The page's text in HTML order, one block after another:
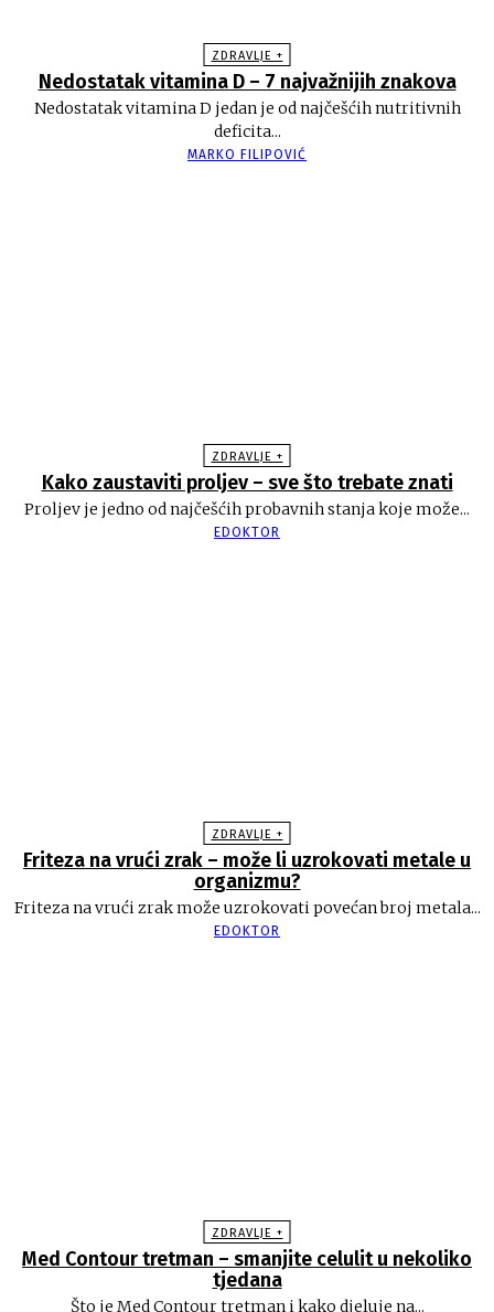
ZDRAVLJE +
Nedostatak vitamina D – 7 najvažnijih znakova
Nedostatak vitamina D jedan je od najčešćih nutritivnih
deficita...
MARKO FILIPOVIĆ
ZDRAVLJE +
Kako zaustaviti proljev – sve što trebate znati
Proljev je jedno od najčešćih probavnih stanja koje može...
EDOKTOR
ZDRAVLJE +
Friteza na vrući zrak – može li uzrokovati metale u
organizmu?
Friteza na vrući zrak može uzrokovati povećan broj metala...
EDOKTOR
ZDRAVLJE +
Med Contour tretman – smanjite celulit u nekoliko
tjedana
Što je Med Contour tretman i kako djeluje na...